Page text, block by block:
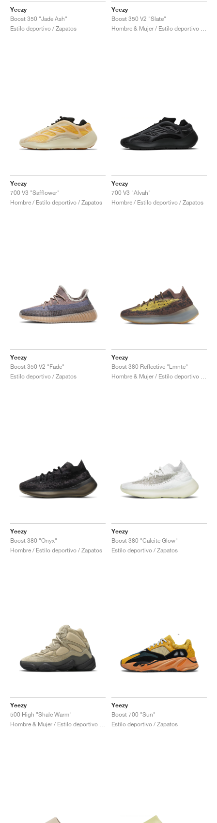
Yeezy
Boost 350 "Jade Ash"
Estilo deportivo / Zapatos
Yeezy
Boost 350 V2 "Slate"
Yeezy
700 V3 "Safflower"
Hombre / Estilo deportivo / Zapatos
Yeezy
700 V3 "Alvah"
Hombre / Estilo deportivo / Zapatos
Yeezy
Boost 350 V2 "Fade"
Estilo deportivo / Zapatos
Yeezy
Boost 380 Reflective "Lmnte"
Yeezy
Boost 380 "Onyx"
Hombre / Estilo deportivo / Zapatos
Yeezy
Boost 380 "Calcite Glow"
Estilo deportivo / Zapatos
Yeezy
500 High "Shale Warm"
Yeezy
Boost 700 "Sun"
Estilo deportivo / Zapatos